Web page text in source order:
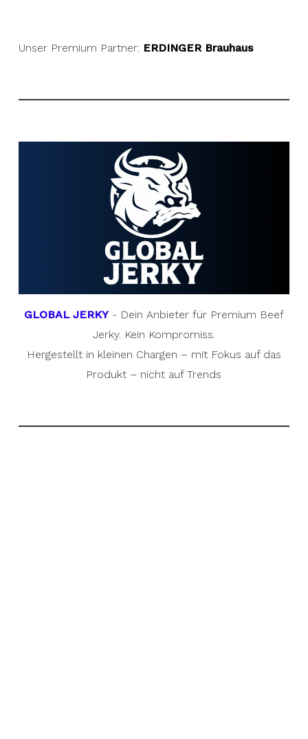
Unser Premium Partner: ERDINGER Brauhaus
GLOBAL JERKY- Dein Anbieter für Premium Beef
Jerky. Kein Kompromiss.
Hergestellt in kleinen Chargen – mit Fokus auf das
Produkt – nicht auf Trends